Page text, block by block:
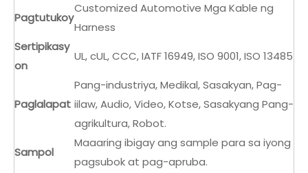
Pagtutukoy
Customized Automotive Mga Kable ng
Harness
Sertipikasy
on
UL, cUL, CCC, IATF 16949, ISO 9001, ISO 13485
Paglalapat
Pang-industriya, Medikal, Sasakyan, Pag-
iilaw, Audio, Video, Kotse, Sasakyang Pang-
agrikultura, Robot.
Sampol
Maaaring ibigay ang sample para sa iyong
pagsubok at pag-apruba.